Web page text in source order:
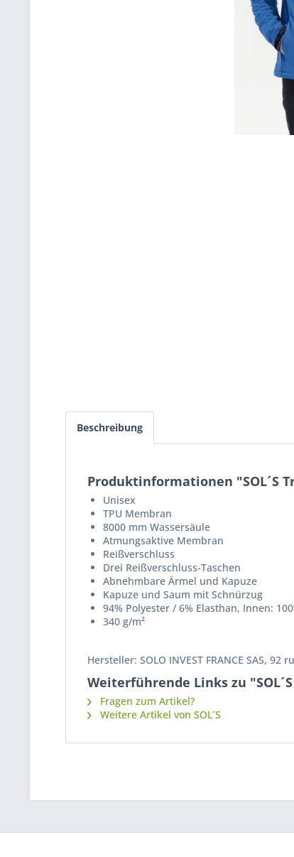
Beschreibung
Produktinformationen "SOL´S
Unisex
TPU Membran
8000 mm Wassersäule
Atmungsaktive Membran
Reißverschluss
Drei Reißverschluss-Taschen
Abnehmbare Ärmel und Kapuze
Kapuze und Saum mit Schnürzug
94% Polyester / 6% Elasthan, Innen:
340 g/m²
Hersteller: SOLO INVEST FRANCE SAS,
Weiterführende Links zu
Fragen zum Artikel?
Weitere Artikel von SOL´S